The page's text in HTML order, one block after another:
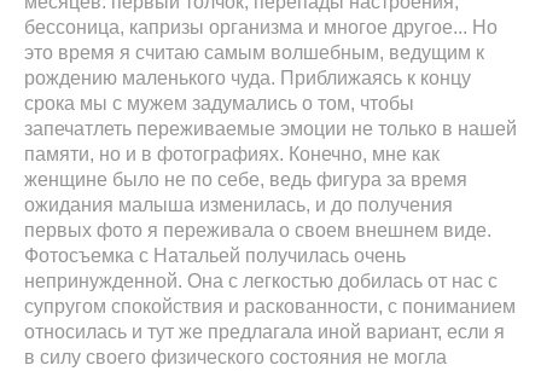
бессоница, капризы организма и многое другое... Но
это время я считаю самым волшебным, ведущим к
рождению маленького чуда. Приближаясь к концу
срока мы с мужем задумались о том, чтобы
запечатлеть переживаемые эмоции не только в нашей
памяти, но и в фотографиях. Конечно, мне как
женщине было не по себе, ведь фигура за время
ожидания малыша изменилась, и до получения
первых фото я переживала о своем внешнем виде.
Фотосъемка с Натальей получилась очень
непринужденной. Она с легкостью добилась от нас с
супругом спокойствия и раскованности, с пониманием
относилась и тут же предлагала иной вариант, если я
в силу своего физического состояния не могла